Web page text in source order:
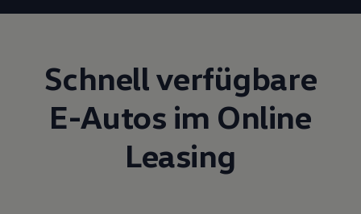
Schnell verfügbare
E-Autos im Online
Leasing